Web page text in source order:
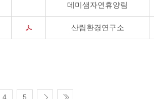
데미샘자연휴양림
산림환경연구소
4 5